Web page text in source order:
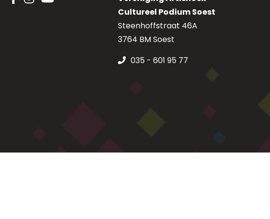
Cultureel Podium Soest
Steenhoffstraat 46A
3764 BM Soest
035 - 601 95 77